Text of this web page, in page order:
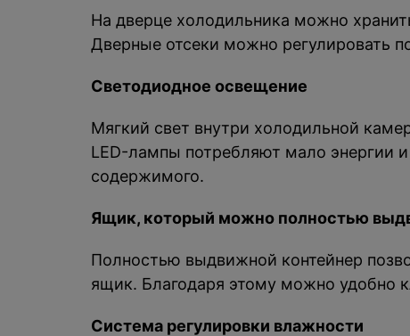
На дверце холодильника можно
Дверные отсеки можно регулировать
Светодиодное освещение
Мягкий свет внутри холодильной
LED-лампы потребляют мало энергии
содержимого.
Ящик, который можно полностью
Полностью выдвижной контейнер
ящик. Благодаря этому можно удобно
Система регулировки влажности